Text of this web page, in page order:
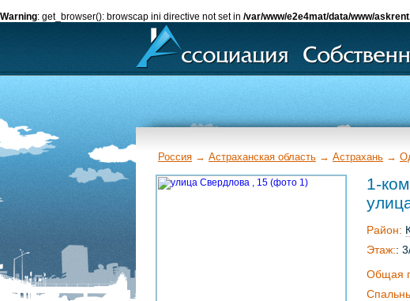
Warning: get_browser(): browscap ini directive not set in /var/www/e2e4mat/data/www/
Россия → Астраханская область → Астрахань →
1-
Район:
Этаж::
Общая